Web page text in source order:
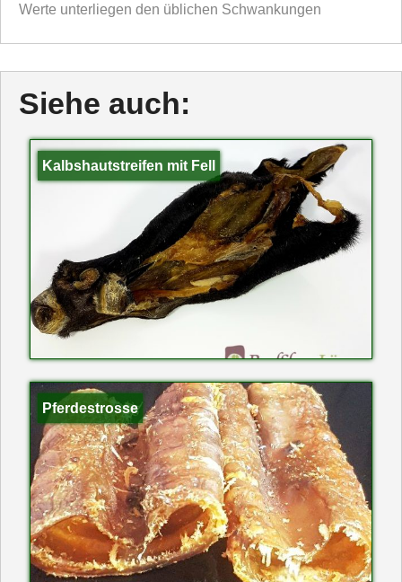
Werte unterliegen den üblichen Schwankungen
Siehe auch:
Kalbshautstreifen mit Fell
Pferdestrosse